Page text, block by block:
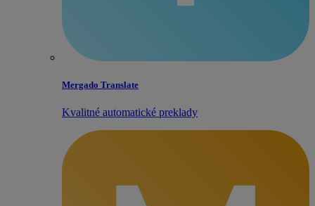
Mergado Translate
Kvalitné automatické preklady